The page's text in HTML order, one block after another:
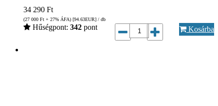
34 290 Ft
(27 000 Ft + 27% ÁFA) [94.63EUR] / db
Hűségpont: 342 pont Kosárba